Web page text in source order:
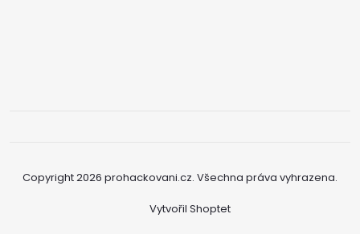
Vytvořil Shoptet
Copyright 2026 prohackovani.cz. Všechna práva vyhrazena.